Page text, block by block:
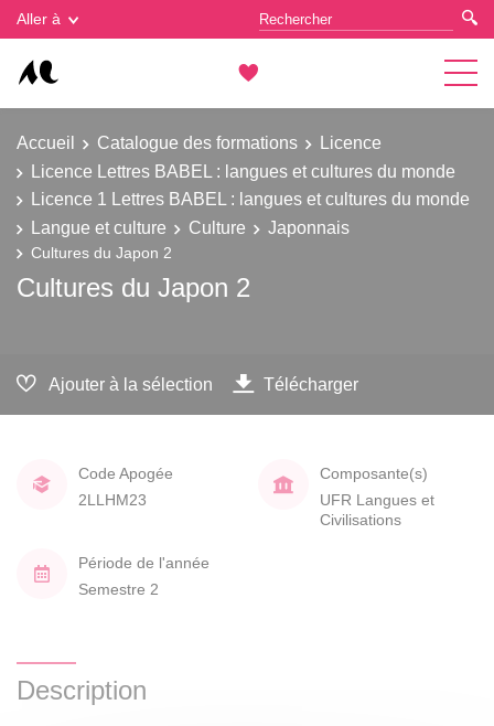
Aller à
Accueil Catalogue des formations
Licence
Licence Lettres BABEL : langues et cultures du monde
Licence 1 Lettres BABEL : langues et cultures du monde
Langue et culture
Culture Japonnais
Cultures du Japon 2
Cultures du Japon 2
Ajouter à la sélection Télécharger
Code Apogée
2LLHM23
Composante(s)
UFR Langues et
Civilisations
Période de l'année
Semestre 2
Description
Gestion des cookies